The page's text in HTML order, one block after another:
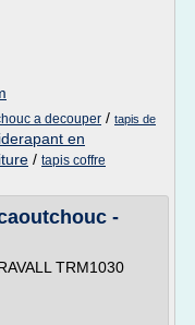
a decouper / tapis de
en
/ tapis coffre
-
TRM1030